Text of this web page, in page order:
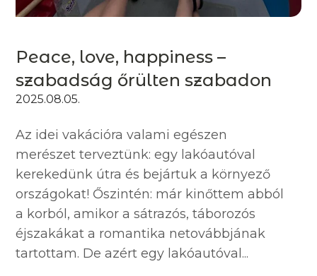
Peace, love, happiness –
szabadság őrülten szabadon
2025.08.05.
Az idei vakációra valami egészen
merészet terveztünk: egy lakóautóval
kerekedünk útra és bejártuk a környező
országokat! Őszintén: már kinőttem abból
a korból, amikor a sátrazós, táborozós
éjszakákat a romantika netovábbjának
tartottam. De azért egy lakóautóval...